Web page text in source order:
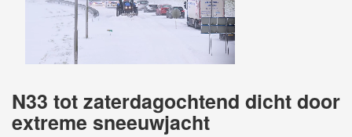
N33 tot zaterdagochtend dicht door
extreme sneeuwjacht